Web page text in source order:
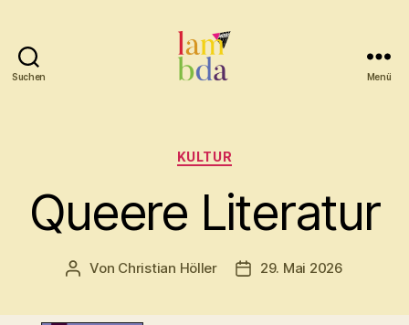
Suchen Menü
Kategorien
KULTUR
Queere Literatur
Beitragsautor
Von Christian Höller Beitragsdatum
29. Mai 2026